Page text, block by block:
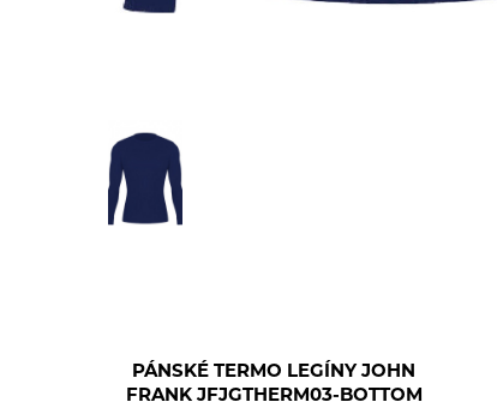
PÁNSKÉ TERMO LEGÍNY JOHN
FRANK JFJGTHERM03-BOTTOM